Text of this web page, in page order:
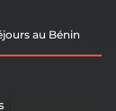
au Bénin